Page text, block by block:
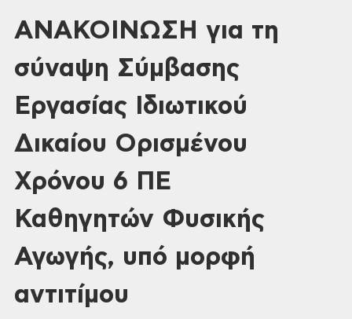
ΑΝΑΚΟΙΝΩΣΗ για τη
σύναψη Σύμβασης
Εργασίας Ιδιωτικού
Δικαίου Ορισμένου
Χρόνου 6 ΠΕ
Καθηγητών Φυσικής
Αγωγής, υπό μορφή
αντιτίμου